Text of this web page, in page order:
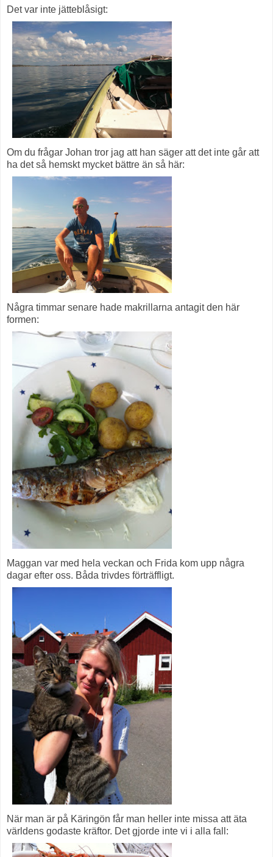
Det var inte jätteblåsigt:
Om du frågar Johan tror jag att han säger att det inte går att
ha det så hemskt mycket bättre än så här:
Några timmar senare hade makrillarna antagit den här
formen:
Maggan var med hela veckan och Frida kom upp några
dagar efter oss. Båda trivdes förträffligt.
När man är på Käringön får man heller inte missa att äta
världens godaste kräftor. Det gjorde inte vi i alla fall: